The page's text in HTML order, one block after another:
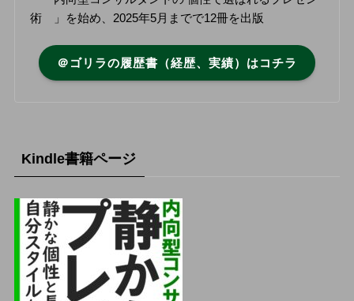
術 」を始め、2025年5月までで12冊を出版
＠ゴリラの履歴書（経歴、実績）はコチラ
Kindle書籍ページ